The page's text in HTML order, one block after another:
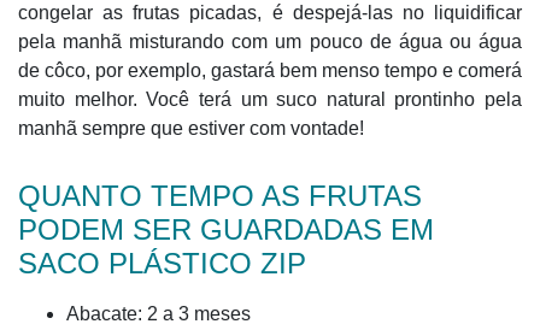
congelar as frutas picadas, é despejá-las no liquidificar
pela manhã misturando com um pouco de água ou água
de côco, por exemplo, gastará bem menso tempo e comerá
muito melhor. Você terá um suco natural prontinho pela
manhã sempre que estiver com vontade!
QUANTO TEMPO AS FRUTAS
PODEM SER GUARDADAS EM
SACO PLÁSTICO ZIP
Abacate: 2 a 3 meses